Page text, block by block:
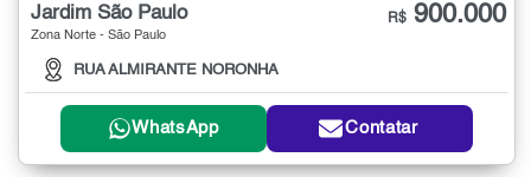
Jardim São Paulo
Zona Norte - São Paulo
RUA ALMIRANTE NORONHA
R$ 900.000
WhatsApp Contatar